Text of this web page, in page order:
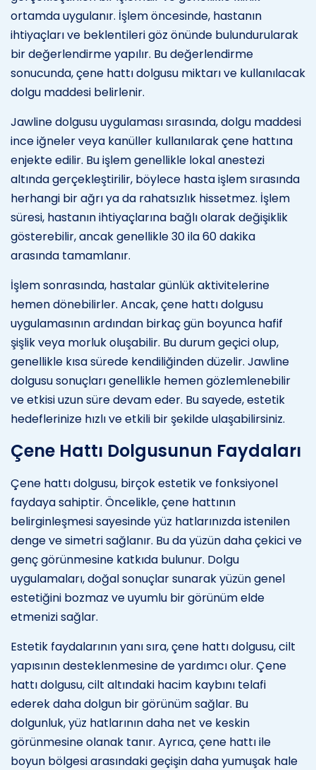
ortamda uygulanır. İşlem öncesinde, hastanın
ihtiyaçları ve beklentileri göz önünde bulundurularak
bir değerlendirme yapılır. Bu değerlendirme
sonucunda, çene hattı dolgusu miktarı ve kullanılacak
dolgu maddesi belirlenir.
Jawline dolgusu uygulaması sırasında, dolgu maddesi
ince iğneler veya kanüller kullanılarak çene hattına
enjekte edilir. Bu işlem genellikle lokal anestezi
altında gerçekleştirilir, böylece hasta işlem sırasında
herhangi bir ağrı ya da rahatsızlık hissetmez. İşlem
süresi, hastanın ihtiyaçlarına bağlı olarak değişiklik
gösterebilir, ancak genellikle 30 ila 60 dakika
arasında tamamlanır.
İşlem sonrasında, hastalar günlük aktivitelerine
hemen dönebilirler. Ancak, çene hattı dolgusu
uygulamasının ardından birkaç gün boyunca hafif
şişlik veya morluk oluşabilir. Bu durum geçici olup,
genellikle kısa sürede kendiliğinden düzelir. Jawline
dolgusu sonuçları genellikle hemen gözlemlenebilir
ve etkisi uzun süre devam eder. Bu sayede, estetik
hedeflerinize hızlı ve etkili bir şekilde ulaşabilirsiniz.
Çene Hattı Dolgusunun Faydaları
Çene hattı dolgusu, birçok estetik ve fonksiyonel
faydaya sahiptir. Öncelikle, çene hattının
belirginleşmesi sayesinde yüz hatlarınızda istenilen
denge ve simetri sağlanır. Bu da yüzün daha çekici ve
genç görünmesine katkıda bulunur. Dolgu
uygulamaları, doğal sonuçlar sunarak yüzün genel
estetiğini bozmaz ve uyumlu bir görünüm elde
etmenizi sağlar.
Estetik faydalarının yanı sıra, çene hattı dolgusu, cilt
yapısının desteklenmesine de yardımcı olur. Çene
hattı dolgusu, cilt altındaki hacim kaybını telafi
ederek daha dolgun bir görünüm sağlar. Bu
dolgunluk, yüz hatlarının daha net ve keskin
görünmesine olanak tanır. Ayrıca, çene hattı ile
boyun bölgesi arasındaki geçişin daha yumuşak hale